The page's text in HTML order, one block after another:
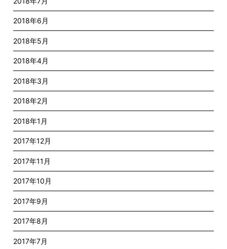
2018年6月
2018年5月
2018年4月
2018年3月
2018年2月
2018年1月
2017年12月
2017年11月
2017年10月
2017年9月
2017年8月
2017年7月